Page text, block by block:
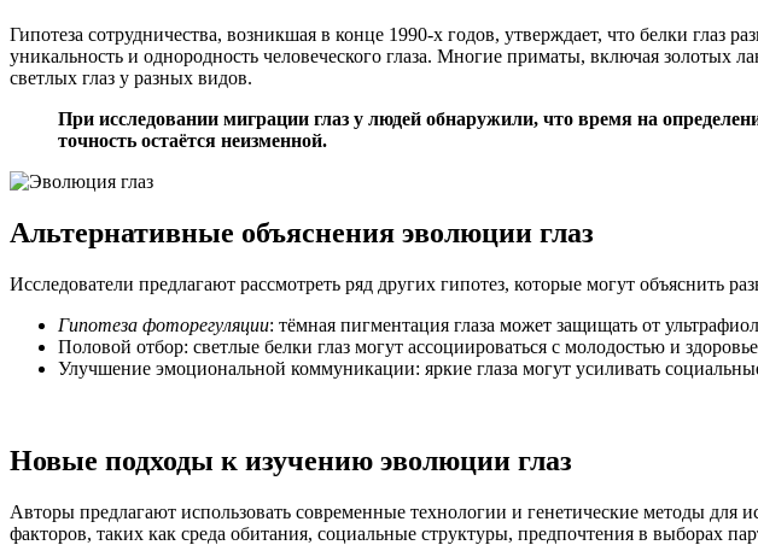
Гипотеза сотрудничества, возникшая в конце 1990-х годов, утверждает, что белки глаз
уникальность и однородность человеческого глаза. Многие приматы, включая золотых
светлых глаз у разных видов.
При исследовании миграции глаз у людей обнаружили, что время на
точность остаётся неизменной.
Альтернативные объяснения эволюции глаз
Исследователи предлагают рассмотреть ряд других гипотез, которые могут объяснить
Гипотеза фоторегуляции: тёмная пигментация глаза может защищать от
Половой отбор: светлые белки глаз могут ассоциироваться с молодостью и
Улучшение эмоциональной коммуникации: яркие глаза могут усиливать
Новые подходы к изучению эволюции глаз
Авторы предлагают использовать современные технологии и генетические методы для
факторов, таких как среда обитания, социальные структуры, предпочтения в выборах